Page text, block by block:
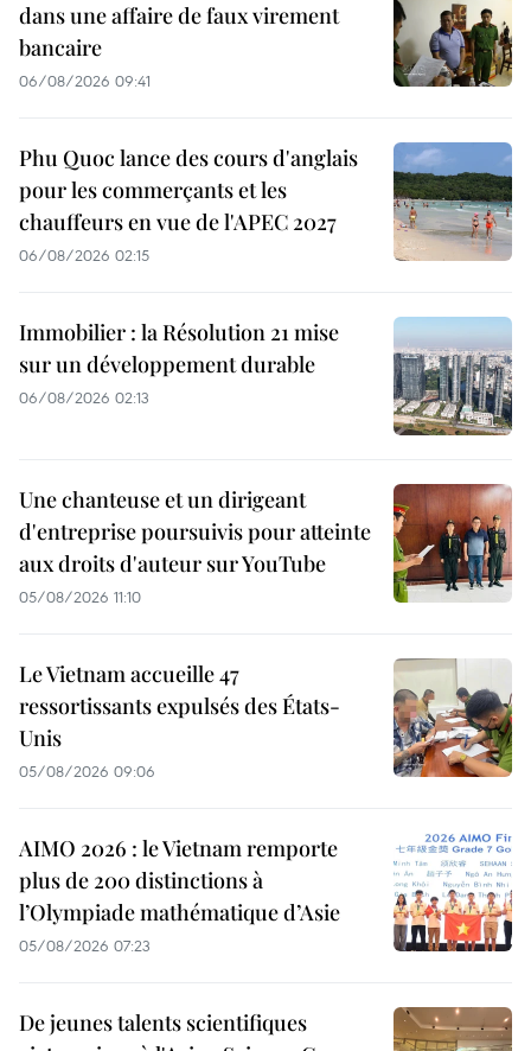
dans une affaire de faux virement
bancaire
06/08/2026 09:41
Phu Quoc lance des cours d'anglais
pour les commerçants et les
chauffeurs en vue de l'APEC 2027
06/08/2026 02:15
Immobilier : la Résolution 21 mise
sur un développement durable
06/08/2026 02:13
Une chanteuse et un dirigeant
d'entreprise poursuivis pour atteinte
aux droits d'auteur sur YouTube
05/08/2026 11:10
Le Vietnam accueille 47
ressortissants expulsés des États-
Unis
05/08/2026 09:06
AIMO 2026 : le Vietnam remporte
plus de 200 distinctions à
l’Olympiade mathématique d’Asie
05/08/2026 07:23
De jeunes talents scientifiques